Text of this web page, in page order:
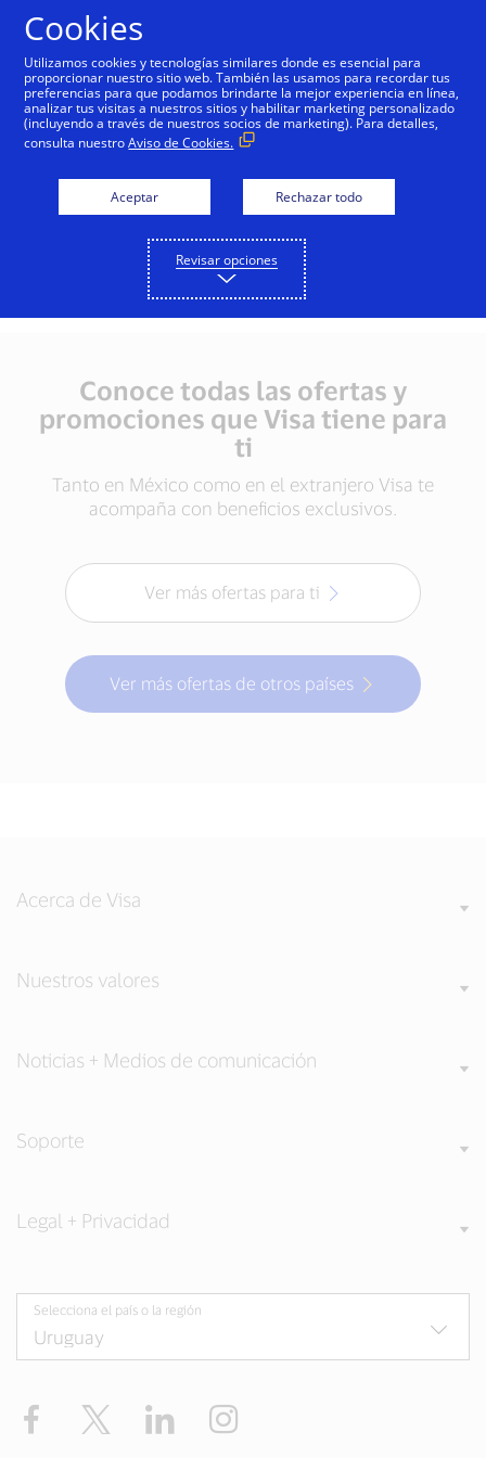
¿Viajas a Estados Unidos?
Encuentras las ofertas y promociones que Visa tiene
para ti.
Conoce todas las ofertas y
promociones que Visa tiene para
ti
Tanto en México como en el extranjero Visa te
acompaña con beneficios exclusivos.
Ver más ofertas para ti
Ver más ofertas de otros países
Acerca de Visa
Nuestros valores
Noticias + Medios de comunicación
Soporte
Legal + Privacidad
Selecciona el país o la región
Facebook Twitter LinkedIn
Cookies
Utilizamos cookies y tecnologías similares donde es esencial para
proporcionar nuestro sitio web. También las usamos para recordar tus
preferencias para que podamos brindarte la mejor experiencia en línea,
analizar tus visitas a nuestros sitios y habilitar marketing personalizado
(incluyendo a través de nuestros socios de marketing). Para detalles,
consulta nuestroAviso de Cookies.
Aceptar Rechazar todo
Revisar opciones